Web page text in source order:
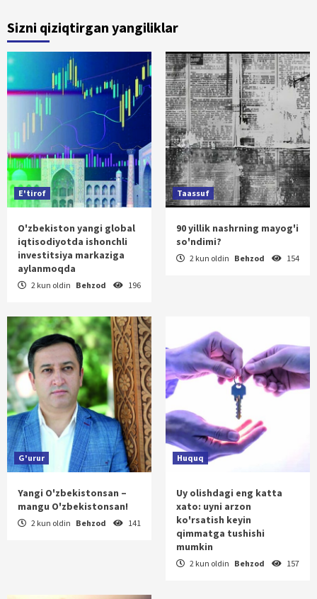
Sizni qiziqtirgan yangiliklar
E'tirof
O'zbekiston yangi global
iqtisodiyotda ishonchli
investitsiya markaziga
aylanmoqda
2 kun oldin Behzod 196
Taassuf
90 yillik nashrning mayog'i
so'ndimi?
2 kun oldin Behzod 154
G'urur
Yangi O'zbekistonsan –
mangu O'zbekistonsan!
2 kun oldin Behzod 141
Huquq
Uy olishdagi eng katta
xato: uyni arzon
ko'rsatish keyin
qimmatga tushishi
mumkin
2 kun oldin Behzod 157